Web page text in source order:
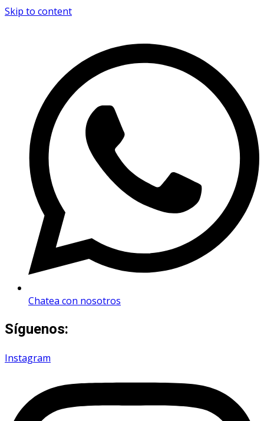
Skip to content
Chatea con nosotros
Síguenos:
Instagram